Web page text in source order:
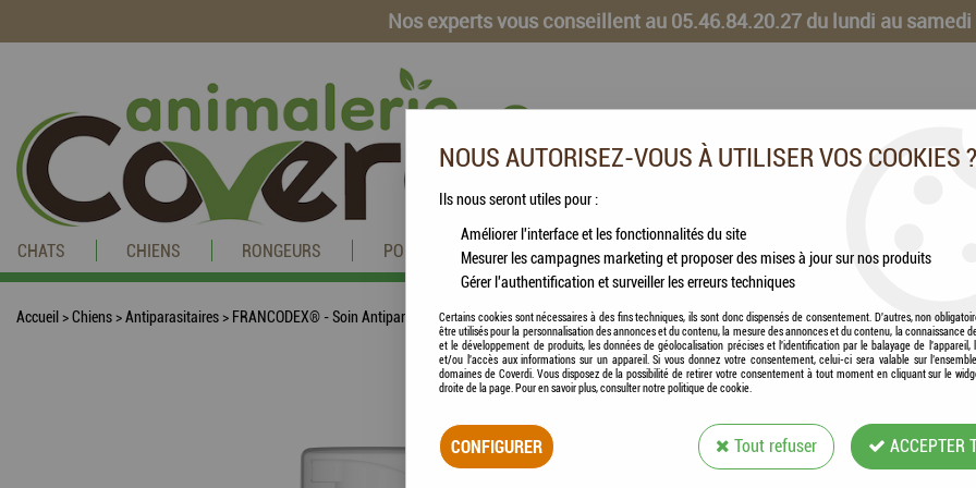
Nos experts vous conseillent au 05.46.84.20.27 du lundi au samedi
CHATS CHIENS RONGEURS POISSONS CHEVAUX VOLAILLES ANIMAUX DE LA FERME
Accueil >Chiens>Antiparasitaires> FRANCODEX® - Soin Antiparasitaire Chien Mousse sans-rinçage Diméthicone
FRANCODEX® -
MOUSSE SANS-
NOUS AUTORISEZ-VOUS À UTILISER VOS COOKIES ?
Ils nous seront utiles pour :
Améliorer l'interface et les fonctionnalités du site
Mesurer les campagnes marketing et proposer des mises à jour sur nos produits
Gérer l'authentification et surveiller les erreurs techniques
Certains cookies sont nécessaires à des fins techniques, ils sont donc dispensés de consentement. D'autres, non
être utilisés pour la personnalisation des annonces et du contenu, la mesure des annonces et du contenu, la connaissance
et le développement de produits, les données de géolocalisation précises et l'identification par le balayage de l'appareil,
et/ou l'accès aux informations sur un appareil. Si vous donnez votre consentement, celui-ci sera valable sur
domaines de Coverdi. Vous disposez de la possibilité de retirer votre consentement à tout moment en cliquant sur le
droite de la page. Pour en savoir plus, consulter notre politique de cookie.
CONFIGURER Tout refuser ACCEPTER